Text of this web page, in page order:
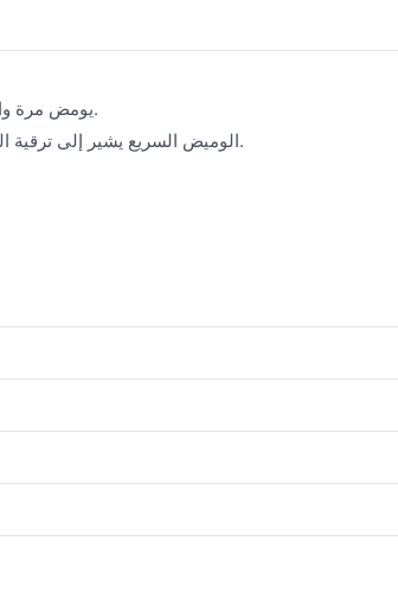
يومض مرة واحدة في الثانية، مما يشير إلى أن النظام يعمل بشكل طبيعي.
الوميض السريع يشير إلى ترقية البرنامج الثابت، أو الضغط على زر إعادة الضبط لإعادة التهيئة.